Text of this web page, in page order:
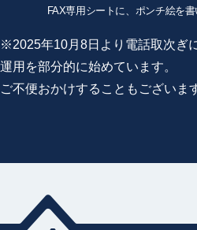
FAX専用シートに、ポンチ絵を書
※2025年10月8日より電話取次ぎ
運用を部分的に始めています。
ご不便おかけすることもございま